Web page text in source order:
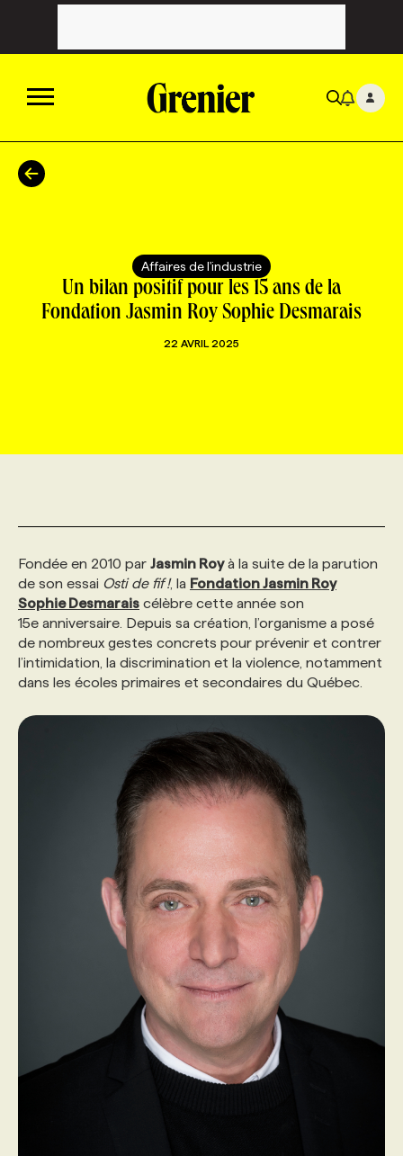
ACTUALITÉS
TOUTES LES CATÉGORIES
CAMPAGNES ET CRÉATIVITÉ
NOUVEAUX MANDATS
INITIATIVES NUMÉRIQUES
PRIX ET DISTINCTIONS
TENDANCES
CHRONIQUES
TOUTES LES CHRONIQUES
MARKETING DURABLE
GEO/SEO
ÉVÉNEMENTIEL
NOS AUTEUR‧RICES
FORFAITS ABONNEMENT
VOIR TOUTES LES PARUTIONS
INFOLETTRES
INFOLETTRE EN BREF
BULLETIN RECRUTEMENT
ANNONCEZ AVEC NOUS
AFFICHEZ UN POSTE / TARIFS
PROFIL ENTREPRISE
FAQ
ANNONCEZ AVEC NOUS
CANDIDAT
PROFIL CANDIDAT
NOS CONFÉRENCES
ANNONCEZ AVEC NOUS
FORMATIONS
NOS PARCOURS DE FORMATIONS
FORMATIONS PERSONNALISÉES
NOS FORMATEUR‧RICES
POURQUOI CHOISIR NOS FORMATIONS
NOS TARIFS
PROGRAMMES DE SUBVENTIONS
ANNONCEZ AVEC NOUS
SERVICE DE CHASSE DE TÊTE
NOS TARIFS
NOS EXPERTISES
ANNONCEZ AVEC NOUS
Affaires de l'industrie
Un bilan positif pour les 15 ans de la
Fondation Jasmin Roy Sophie Desmarais
22 AVRIL 2025
Fondée en 2010 par Jasmin Royà la suite de la parution
de son essai Osti de fif !, la Fondation Jasmin Roy
Sophie Desmarais célèbre cette année son
15e anniversaire. Depuis sa création, l’organisme a posé
de nombreux gestes concrets pour prévenir et contrer
l’intimidation, la discrimination et la violence, notamment
dans les écoles primaires et secondaires du Québec.